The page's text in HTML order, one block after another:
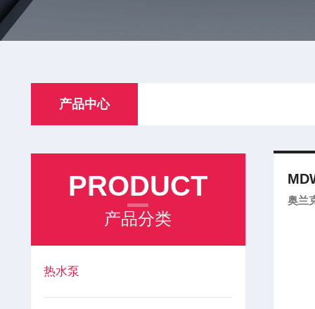
产品中心
PRODUCT
产品分类
热水泵
奥兰